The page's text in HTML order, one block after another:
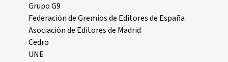
Grupo G9
Federación de Gremios de Editores de España
Asociación de Editores de Madrid
Cedro
UNE